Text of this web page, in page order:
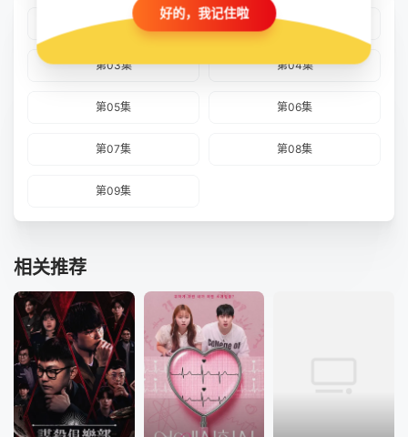
第01集 第02集
第03集 第04集
第05集 第06集
第07集 第08集
第09集
相关推荐
好的，我记住啦